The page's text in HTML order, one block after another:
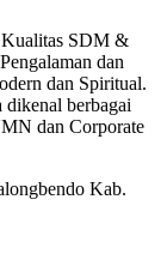
Kualitas SDM &
dan
dan Spiritual.
dikenal berbagai
dan Corporate
Kab.